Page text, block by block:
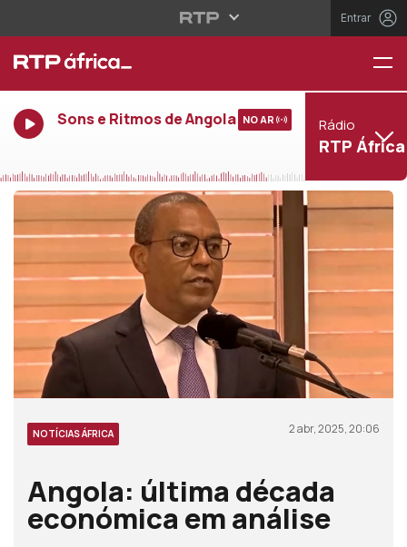
Entrar
Sons e Ritmos de Angola NO AR Rádio
RTP África
NOTÍCIAS ÁFRICA 2 abr, 2025, 20:06
Angola: última década
económica em análise